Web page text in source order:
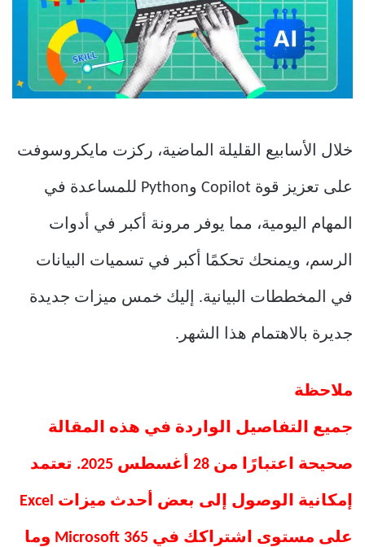
خلال الأسابيع القليلة الماضية، ركزت مايكروسوفت
على تعزيز قوة Copilot وPython للمساعدة في
المهام اليومية، مما يوفر مرونة أكبر في أدوات
الرسم، ويمنحك تحكمًا أكبر في تسميات البيانات
في المخططات البيانية. إليك خمس ميزات جديدة
جديرة بالاهتمام هذا الشهر.
ملاحظة
جميع التفاصيل الواردة في هذه المقالة
صحيحة اعتبارًا من 28 أغسطس 2025. تعتمد
إمكانية الوصول إلى بعض أحدث ميزات Excel
على مستوى اشتراكك في Microsoft 365 وما